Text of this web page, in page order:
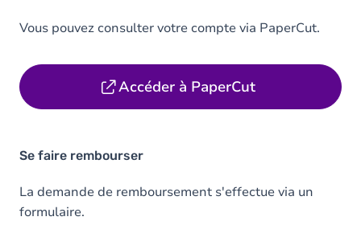
Vous pouvez consulter votre compte via PaperCut.
Accéder à PaperCut
Se faire rembourser
La demande de remboursement s'effectue via un
formulaire.